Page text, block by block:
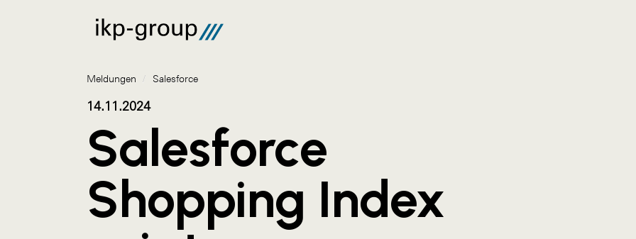
Meldungen / Salesforce
14.11.2024
Salesforce
Shopping Index